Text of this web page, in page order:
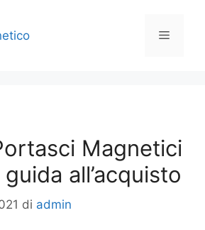
Menu
Magnetici
all’acquisto
di admin